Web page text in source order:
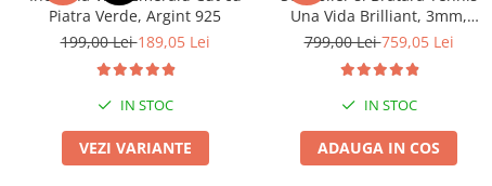
Piatra Verde, Argint 925
199,00 Lei189,05 Lei
IN STOC
VEZI VARIANTE
Una Vida Brilliant, 3mm,
Argint 925
799,00 Lei759,05 Lei
IN STOC
ADAUGA IN COS